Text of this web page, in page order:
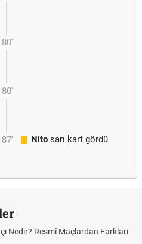
80'
80'
87' Nito sarı kart gördü
Nedir? Resmî Maçlardan Farkları